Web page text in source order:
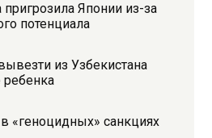
Японии из-за
потенциала
из Узбекистана
ребенка
«геноцидных» санкциях